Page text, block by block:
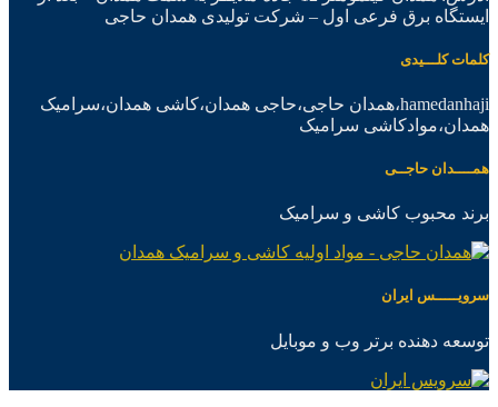
ایستگاه برق فرعی اول – شرکت تولیدی همدان حاجی
کلمات کلـــیدی
hamedanhaji،همدان حاجی،حاجی همدان،کاشی همدان،سرامیک
همدان،موادکاشی سرامیک
همــــدان حاجــی
برند محبوب کاشی و سرامیک
سرویـــــس ایران
توسعه دهنده برتر وب و موبایل